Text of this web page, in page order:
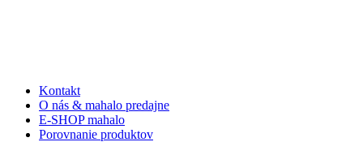
Kontakt
O nás & mahalo predajne
E-SHOP mahalo
Porovnanie produktov